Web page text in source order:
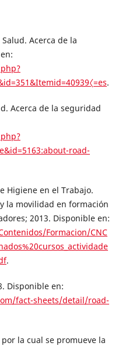
Acerca de la
.
Acerca de la seguridad
road-
Higiene en el Trabajo.
la movilidad en formación
2013. Disponible en:
Formacion/CNC
.
Disponible en:
fact-sheets/detail/road-
la cual se promueve la